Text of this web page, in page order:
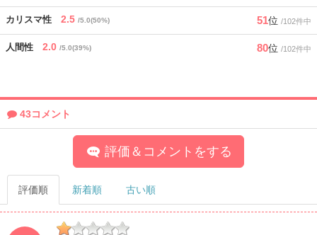
カリスマ性 2.5 /5.0(50%) 51位 /102件中
人間性 2.0 /5.0(39%) 80位 /102件中
43コメント
評価＆コメントをする
評価順 新着順 古い順